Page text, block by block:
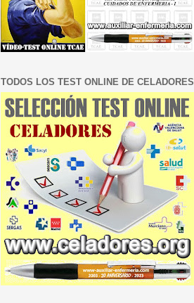
TODOS LOS TEST ONLINE DE CELADORES